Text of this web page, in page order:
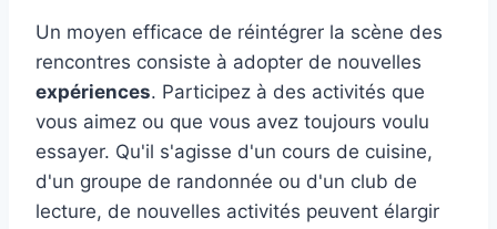
Un moyen efficace de réintégrer la scène des
rencontres consiste à adopter de nouvelles
expériences. Participez à des activités que
vous aimez ou que vous avez toujours voulu
essayer. Qu'il s'agisse d'un cours de cuisine,
d'un groupe de randonnée ou d'un club de
lecture, de nouvelles activités peuvent élargir